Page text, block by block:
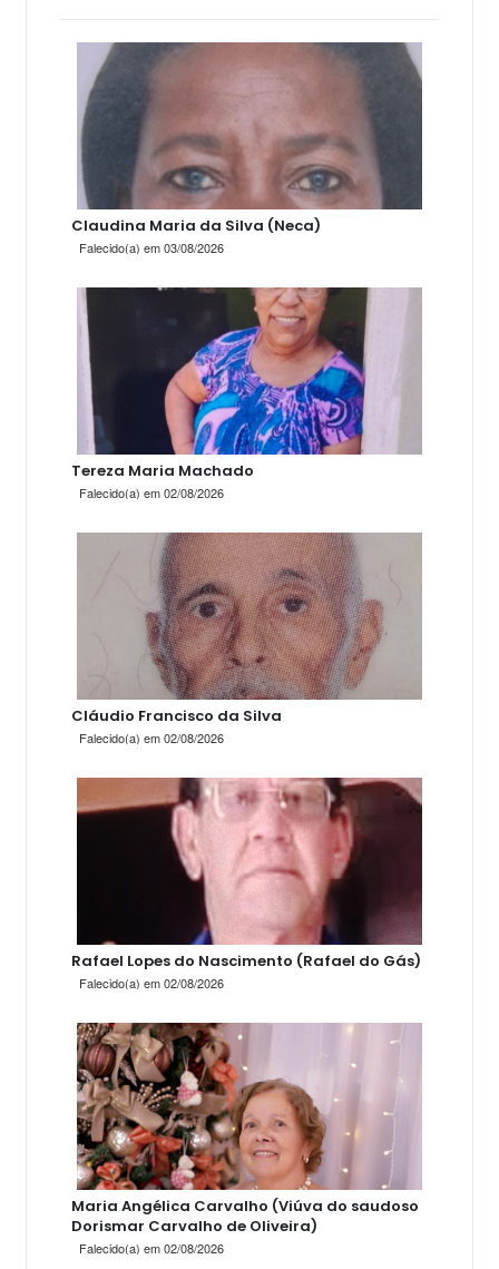
Claudina Maria da Silva (Neca)
Falecido(a) em 03/08/2026
Tereza Maria Machado
Falecido(a) em 02/08/2026
Cláudio Francisco da Silva
Falecido(a) em 02/08/2026
Rafael Lopes do Nascimento (Rafael do Gás)
Falecido(a) em 02/08/2026
Maria Angélica Carvalho (Viúva do saudoso
Dorismar Carvalho de Oliveira)
Falecido(a) em 02/08/2026